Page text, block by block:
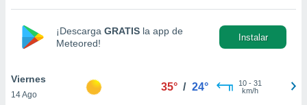
aceptar
de
¡Descarga GRATIS la app de
Meteored!
Instalar
Viernes
14 Ago
35° / 24° 10- 31
km/h